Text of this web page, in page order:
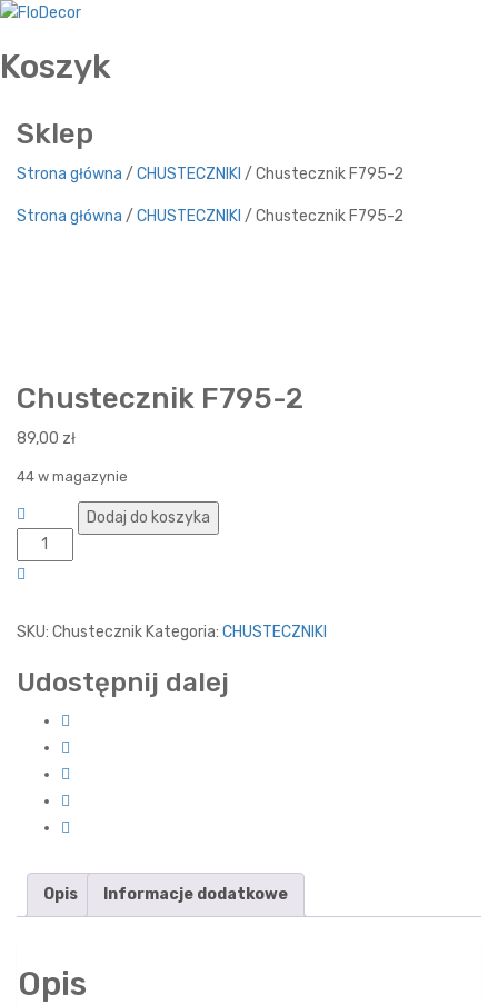
Koszyk
Sklep
Strona główna / CHUSTECZNIKI / Chustecznik F795-2
Strona główna / CHUSTECZNIKI / Chustecznik F795-2
Chustecznik F795-2
89,00 zł
44 w magazynie
Ilość Dodaj do koszyka
SKU: Chustecznik Kategoria: CHUSTECZNIKI
Udostępnij dalej
Opis Informacje dodatkowe
Opis